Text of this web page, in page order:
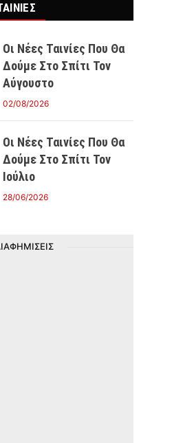
Οι Νέες Ταινίες Που Θα
Δούμε Στο Σπίτι Τον
Αύγουστο
02/08/2026
Οι Νέες Ταινίες Που Θα
Δούμε Στο Σπίτι Τον
Ιούλιο
28/06/2026